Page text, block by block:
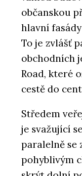
občanskou
hlavní
To je zvlášť
obchodních
Road, které
cestě do
Středem
je svažující
paralelně se
pohyblivým